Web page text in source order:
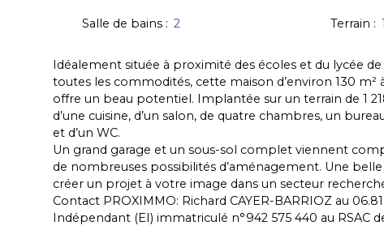
Salle de bains : 2 Terrain :
Idéalement située à proximité des écoles et du lycée de
toutes les commodités, cette maison d’environ 130
offre un beau potentiel. Implantée sur un terrain de 1
d’une cuisine, d’un salon, de quatre chambres, un
et d’un WC.
Un grand garage et un sous-sol complet viennent
de nombreuses possibilités d’aménagement. Une
créer un projet à votre image dans un secteur
Contact PROXIMMO: Richard CAYER-BARRIOZ au
Indépendant (EI) immatriculé n°942 575 440 au RSAC